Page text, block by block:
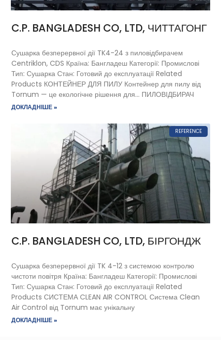
C.P. BANGLADESH CO, LTD, ЧИТТАГОНГ
Сушарка безперервної дії TK4-24 з пиловідбирачем
Centriklon, CDS Країна: Бангладеш Категорії: Промислові
Тип: Сушарка Стан: Готовий до експлуатації Related
Products КОНТЕЙНЕР ДЛЯ ПИЛУ Контейнер для пилу від
Tornum — це екологічне рішення для… ПИЛОВІДБИРАЧ
ДОКЛАДНІШЕ »
REFERENCE
C.P. BANGLADESH CO, LTD, БІРГОНДЖ
Сушарка безперервної дії TK 4-12 з системою контролю
чистоти повітря Країна: Бангладеш Категорії: Промислові
Тип: Сушарка Стан: Готовий до експлуатації Related
Products СИСТЕМА CLEAN AIR CONTROL Система Clean
Air Control від Tornum має унікальну
ДОКЛАДНІШЕ »